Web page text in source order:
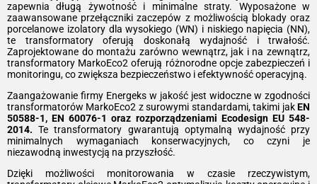
zapewnia długą żywotność i minimalne straty. Wyposażone w
zaawansowane przełączniki zaczepów z możliwością blokady oraz
porcelanowe izolatory dla wysokiego (WN) i niskiego napięcia (NN),
te transformatory oferują doskonałą wydajność i trwałość.
Zaprojektowane do montażu zarówno wewnątrz, jak i na zewnątrz,
transformatory MarkoEco2 oferują różnorodne opcje zabezpieczeń i
monitoringu, co zwiększa bezpieczeństwo i efektywność operacyjną.
Zaangażowanie firmy Energeks w jakość jest widoczne w zgodności
transformatorów MarkoEco2 z surowymi standardami, takimi jakEN
50588-1, EN 60076-1 oraz rozporządzeniami Ecodesign EU 548-
2014. Te transformatory gwarantują optymalną wydajność przy
minimalnych wymaganiach konserwacyjnych, co czyni je
niezawodną inwestycją na przyszłość.
Dzięki możliwości monitorowania w czasie rzeczywistym,